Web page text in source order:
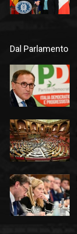
Dal Parlamento